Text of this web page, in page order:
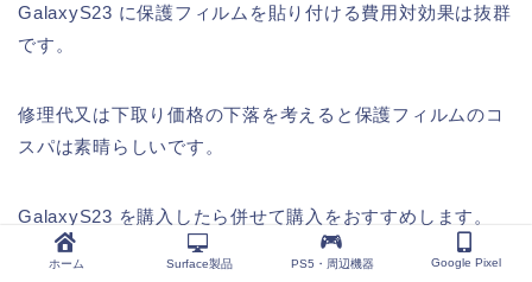
GalaxyS23 に保護フィルムを貼り付ける費用対効果は抜群
です。
修理代又は下取り価格の下落を考えると保護フィルムのコ
スパは素晴らしいです。
GalaxyS23 を購入したら併せて購入をおすすめします。
ホーム Surface製品 PS5・周辺機器 Google Pixel